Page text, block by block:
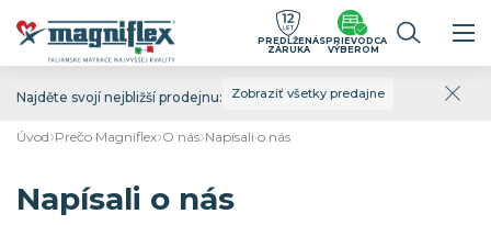
Najděte svojí nejbližší prodejnu: Zobraziť všetky predajne
PREDĹŽENÁ
ZÁRUKA
SPRIEVODCA
VÝBEROM
Úvod Prečo Magniflex O nás Napísali o nás
Napísali o nás